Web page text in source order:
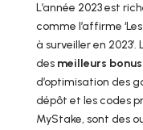
L’année 2023 est
comme l’affirme
à surveiller en
des meilleurs
d’optimisation des
dépôt et les codes
MyStake, sont des